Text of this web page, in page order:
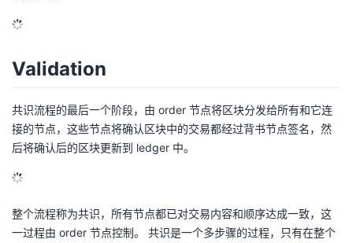
Validation
共识流程的最后一个阶段，由 order 节点将区块分发给所有和它连
接的节点，这些节点将确认区块中的交易都经过背书节点签名，然
后将确认后的区块更新到 ledger 中。
整个流程称为共识，所有节点都已对交易内容和顺序达成一致，这
一过程由 order 节点控制。 共识是一个多步骤的过程，只有在整个